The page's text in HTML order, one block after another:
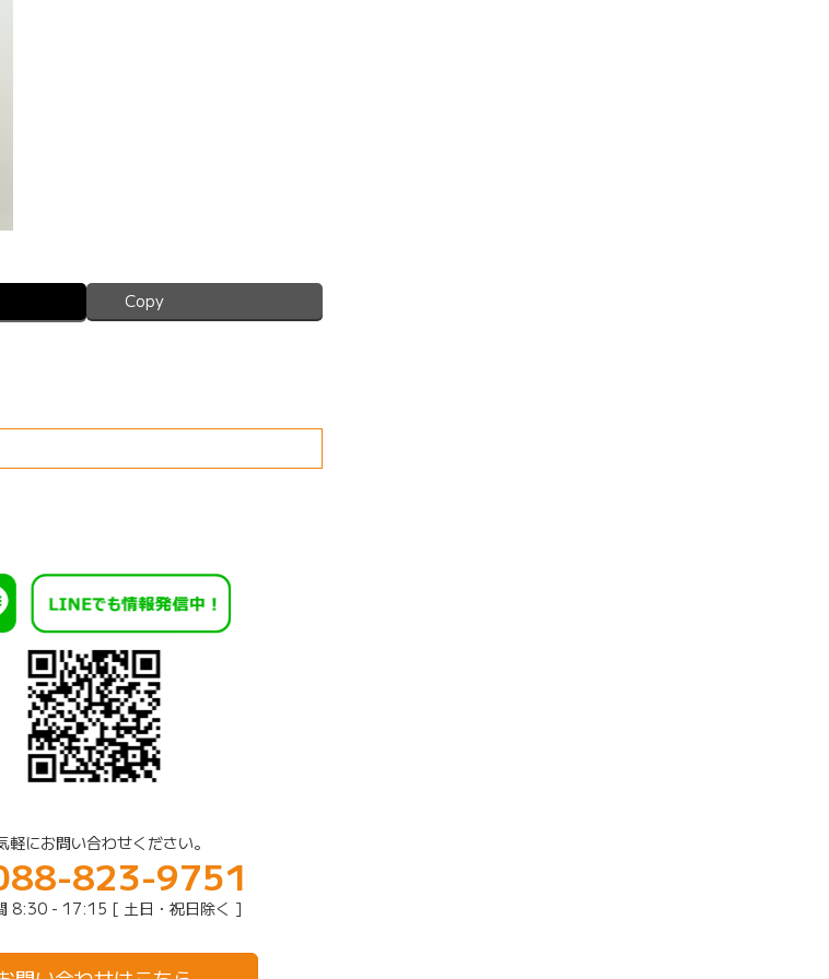
Copy
軽にお問い合わせください。
823-9751
8:30 - 17:15 [ 土日・祝日除く ]